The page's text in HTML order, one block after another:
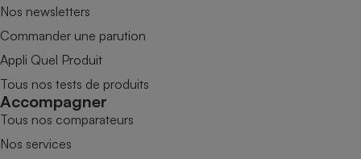
Nos newsletters
Commander une parution
Appli Quel Produit
Tous nos tests de produits
Accompagner
Tous nos comparateurs
Nos services